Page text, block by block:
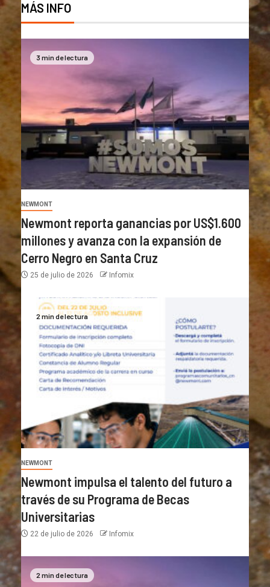
MÁS INFO
3 min de lectura
NEWMONT
Newmont reporta ganancias por US$1.600
millones y avanza con la expansión de
Cerro Negro en Santa Cruz
25 de julio de 2026 Infomix
2 min de lectura
NEWMONT
Newmont impulsa el talento del futuro a
través de su Programa de Becas
Universitarias
22 de julio de 2026 Infomix
2 min de lectura